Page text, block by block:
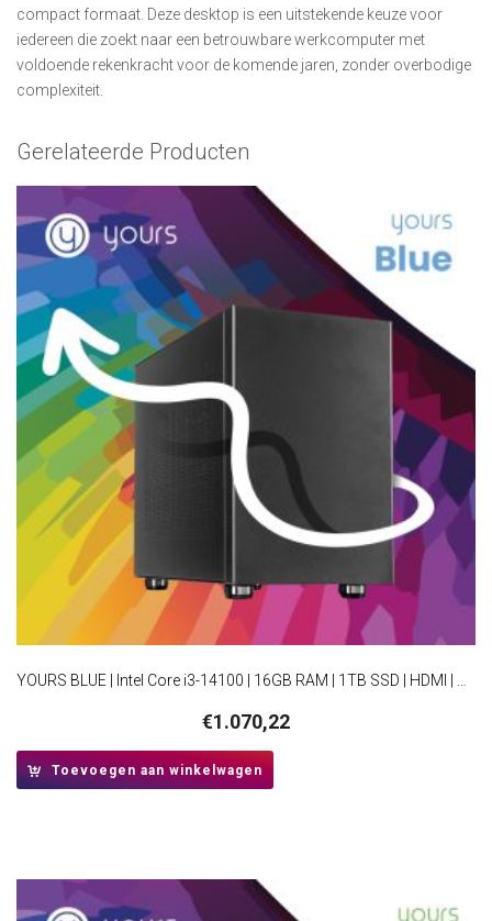
compact formaat. Deze desktop is een uitstekende keuze voor
iedereen die zoekt naar een betrouwbare werkcomputer met
voldoende rekenkracht voor de komende jaren, zonder overbodige
complexiteit.
Gerelateerde Producten
€1.070,22
Toevoegen aan winkelwagen